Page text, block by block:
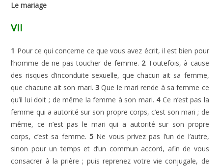
Le mariage
VII
1 Pour ce qui concerne ce que vous avez écrit, il est bien pour
l’homme de ne pas toucher de femme. 2Toutefois, à cause
des risques d’inconduite sexuelle, que chacun ait sa femme,
que chacune ait son mari.3 Que le mari rende à sa femme ce
qu’il lui doit ; de même la femme à son mari. 4Ce n’est pas la
femme qui a autorité sur son propre corps, c’est son mari ; de
même, ce n’est pas le mari qui a autorité sur son propre
corps, c’est sa femme. 5Ne vous privez pas l’un de l’autre,
sinon pour un temps et d’un commun accord, afin de vous
consacrer à la prière ; puis reprenez votre vie conjugale, de